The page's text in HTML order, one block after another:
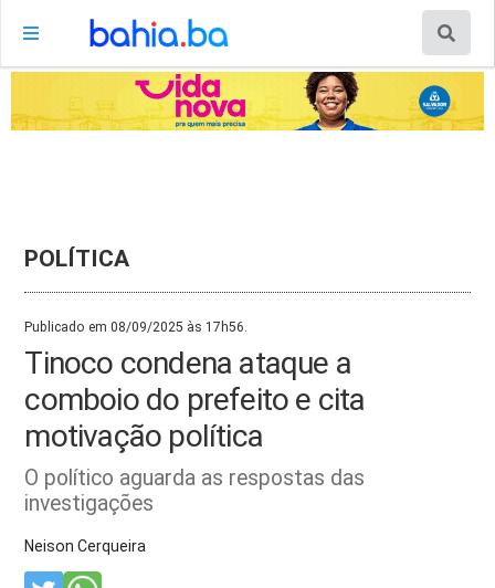
POLÍTICA
Publicado em 08/09/2025 às 17h56.
Tinoco condena ataque a
comboio do prefeito e cita
motivação política
O político aguarda as respostas das
investigações
Neison Cerqueira